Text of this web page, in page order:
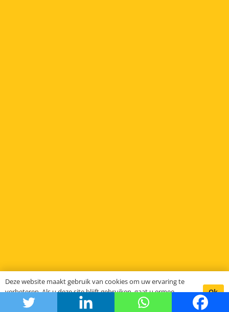
Deze website maakt gebruik van cookies om uw ervaring te
verbeteren. Als u deze site blijft gebruiken, gaat u ermee
akkoord.
Ok